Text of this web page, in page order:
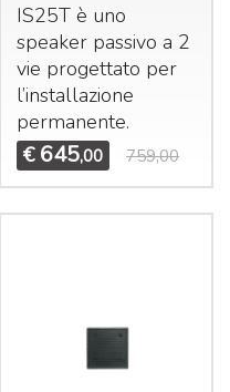
IS25T è uno
speaker passivo a 2
vie progettato per
l’installazione
permanente.
€ 645,00 759,00